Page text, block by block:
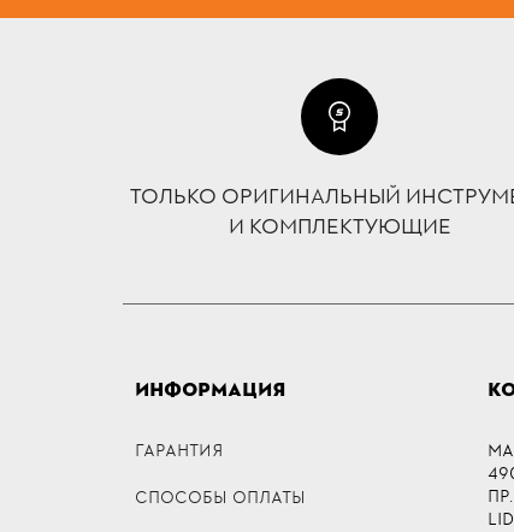
ТОЛЬКО ОРИГИНАЛЬНЫЙ
И КОМПЛЕКТУЮЩИЕ
ИНФОРМАЦИЯ
ГАРАНТИЯ
СПОСОБЫ ОПЛАТЫ